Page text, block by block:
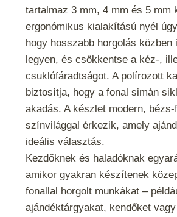
tartalmaz 3 mm, 4 mm és 5 mm
ergonómikus kialakítású nyél
hogy hosszabb horgolás közben
legyen, és csökkentse a kéz-,
csuklófáradtságot. A polírozott
biztosítja, hogy a fonal simán
akadás. A készlet modern, bézs-
színvilággal érkezik, amely
ideális választás.
Kezdőknek és haladóknak
amikor gyakran készítenek
fonallal horgolt munkákat –
ajándéktárgyakat, kendőket